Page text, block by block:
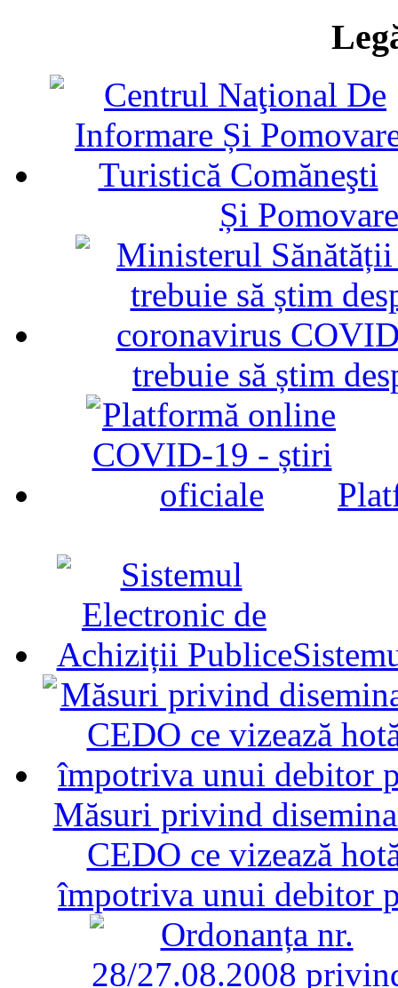
Și
trebuie să știm
Măsuri privind
CEDO ce vizează
împotriva unui debitor